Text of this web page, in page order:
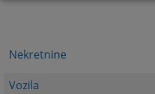
Nekretnine
Vozila